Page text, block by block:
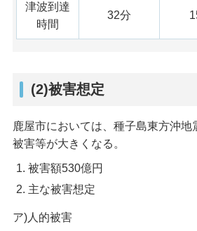
津波到達
時間
32分
(2)被害想定
鹿屋市においては、種子島東方沖地
被害等が大きくなる。
被害額530億円
主な被害想定
ア)人的被害